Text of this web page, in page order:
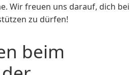
Wir freuen uns darauf, dich bei
zu dürfen!
beim